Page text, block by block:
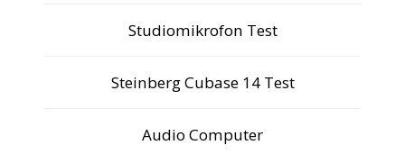
Studiomikrofon Test
Steinberg Cubase 14 Test
Audio Computer